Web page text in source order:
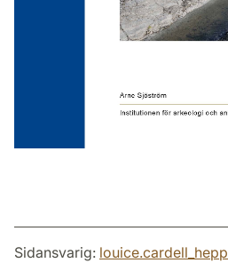
Sidansvarig: louice.cardell_hepp